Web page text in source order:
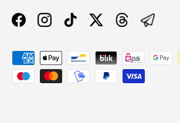
FacebookInstagramTikTokTwitterThreads
Способы оплаты